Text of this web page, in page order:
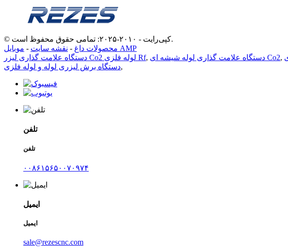
© کپی‌رایت - ۲۰۱۰-۲۰۲۵: تمامی حقوق محفوظ است.
محصولات داغ - نقشه سایت -
موبایل AMP
دستگاه علامت گذاری لیزر Co2 لوله فلزی Rf, دستگاه علامت گذاری لوله شیشه ای Co2,
دستگاه برش لیزری لوله و لوله فلزی,
تلفن
تلفن
۰۰۸۶۱۵۶۵۰۰۷۰۹۷۴
ایمیل
ایمیل
sale@rezescnc.com